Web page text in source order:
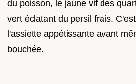
du poisson, le jaune vif des
vert éclatant du persil frais.
l'assiette appétissante avant
bouchée.